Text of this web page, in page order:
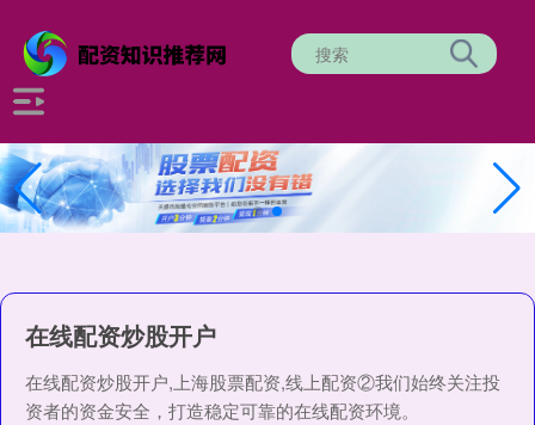
在线配资炒股开户
在线配资炒股开户,上海股票配资,线上配资②我们始终关注投
资者的资金安全，打造稳定可靠的在线配资环境。